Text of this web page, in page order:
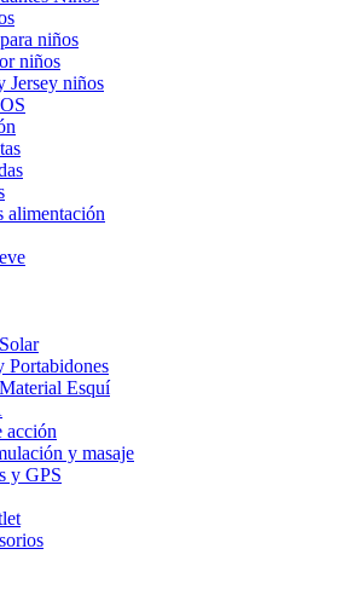
niños
niños
Jersey niños
alimentación
Portabidones
Esquí
acción
y masaje
y GPS